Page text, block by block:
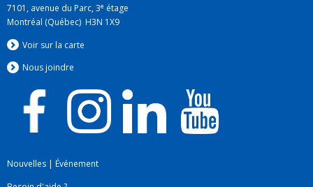
7101, avenue du Parc, 3e étage
Montréal (Québec) H3N 1X9
Voir sur la carte
Nous joindre
Nouvelles | Événement